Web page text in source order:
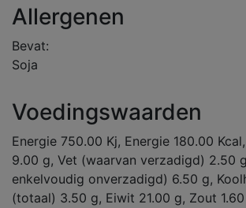
Allergenen
Bevat:
Soja
Voedingswaarden
Energie 750.00 Kj, Energie 180.00
9.00 g, Vet (waarvan verzadigd) 2.50
enkelvoudig onverzadigd) 6.50 g,
(totaal) 3.50 g, Eiwit 21.00 g, Zout